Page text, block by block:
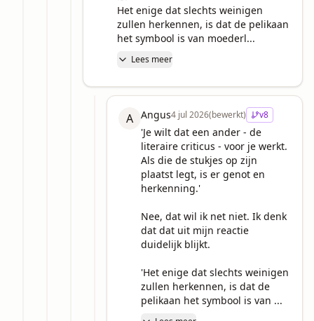
Het enige dat slechts weinigen
zullen herkennen, is dat de pelikaan
het symbool is van moederl...
Lees meer
A Angus4 jul 2026(bewerkt) v8
'Je wilt dat een ander - de
literaire criticus - voor je werkt.
Als die de stukjes op zijn
plaatst legt, is er genot en
herkenning.'
Nee, dat wil ik net niet. Ik denk
dat dat uit mijn reactie
duidelijk blijkt.
'Het enige dat slechts weinigen
zullen herkennen, is dat de
pelikaan het symbool is van ...